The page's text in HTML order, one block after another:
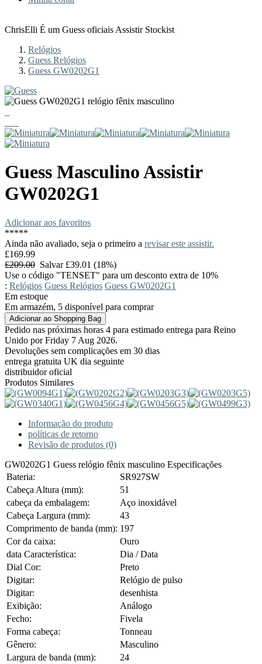
ChrisElli É um Guess oficiais Assistir Stockist
Relógios
Guess Relógios
Guess GW0202G1
Guess Masculino Assistir
GW0202G1
Adicionar aos favoritos
*****
Ainda não avaliado, seja o primeiro a revisar este assistir.
£169.99
£209.00 Salvar £39.01 (18%)
Use o código "TENSET" para um desconto extra de 10%
: Relógios Guess Relógios Guess GW0202G1
Em estoque
Em armazém, 5 disponível para comprar
Pedido nas próximas horas 4 para estimado entrega para Reino
Unido por Friday 7 Aug 2026.
Devoluções sem complicações em 30 dias
entrega gratuita UK dia seguinte
distribuidor oficial
Produtos Similares
Informação do produto
políticas de retorno
Revisão de produtos (0)
GW0202G1 Guess relógio fênix masculino Especificações
Bateria:
SR927SW
Cabeça Altura (mm):
51
cabeça da embalagem:
Aço inoxidável
Cabeça Largura (mm):
43
Comprimento de banda (mm): 197
Cor da caixa:
Ouro
data Característica:
Dia / Data
Dial Cor:
Preto
Digitar:
Relógio de pulso
Digitar:
desenhista
Exibição:
Análogo
Fecho:
Fivela
Forma cabeça:
Tonneau
Gênero:
Masculino
Largura de banda (mm):
24